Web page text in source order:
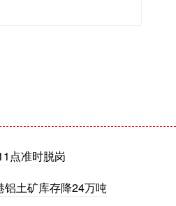
点准时脱岗
铝土矿库存降24万吨